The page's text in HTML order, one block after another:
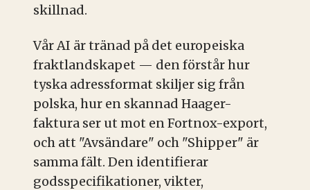
skillnad.
Vår AI är tränad på det europeiska
fraktlandskapet — den förstår hur
tyska adressformat skiljer sig från
polska, hur en skannad Haager-
faktura ser ut mot en Fortnox-export,
och att "Avsändare" och "Shipper" är
samma fält. Den identifierar
godsspecifikationer, vikter,